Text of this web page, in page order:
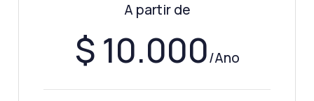
A partir de
$ 10.000/Ano